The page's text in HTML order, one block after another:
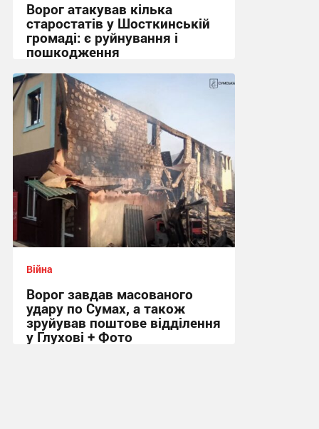
Ворог атакував кілька
старостатів у Шосткинській
громаді: є руйнування і
пошкодження
09:52 сьогодні
Війна
Ворог завдав масованого
удару по Сумах, а також
зруйував поштове відділення
у Глухові + Фото